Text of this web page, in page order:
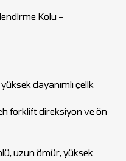
Kolu –
dayanımlı çelik
forklift direksiyon ve ön
uzun ömür, yüksek